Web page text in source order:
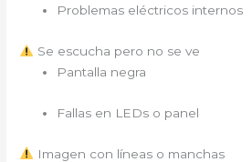
Problemas eléctricos internos
Se escucha pero no se ve
Pantalla negra
Fallas en LEDs o panel
Imagen con líneas o manchas